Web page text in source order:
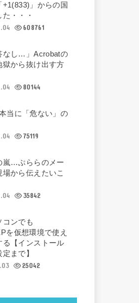
+1(833)」からの国
・・・
608761
なし…」Acrobatの
獄から抜け出す方
80144
当に「危ない」の
75119
嵐…ぷららのメー
場から伝えたいこ
35842
コンでも
を仮想環境で使え
る【インストール
まで】
25042